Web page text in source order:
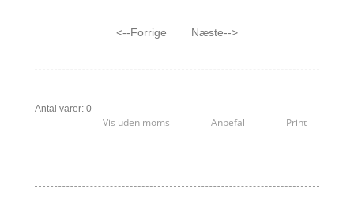
<--Forrige Næste-->
Antal varer: 0
Vis uden moms Anbefal Print